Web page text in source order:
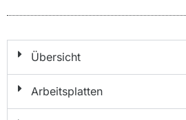
Übersicht
Arbeitsplatten